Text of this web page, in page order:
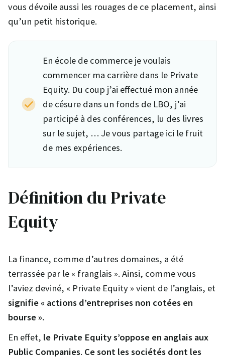
vous dévoile aussi les rouages de ce placement, ainsi
qu’un petit historique.
En école de commerce je voulais
commencer ma carrière dans le Private
Equity. Du coup j’ai effectué mon année
de césure dans un fonds de LBO, j’ai
participé à des conférences, lu des livres
sur le sujet, … Je vous partage ici le fruit
de mes expériences.
Définition du Private
Equity
La finance, comme d’autres domaines, a été
terrassée par le « franglais ». Ainsi, comme vous
l’aviez deviné, « Private Equity » vient de l’anglais, et
signifie « actions d’entreprises non cotées en
bourse ».
En effet, le Private Equity s’oppose en anglais aux
Public Companies. Ce sont les sociétés dont les